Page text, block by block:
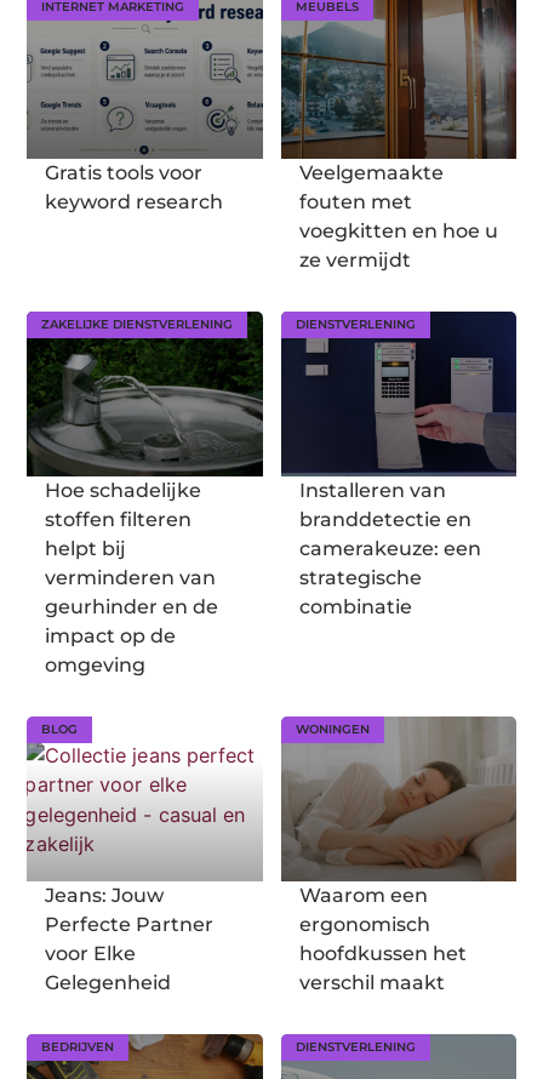
INTERNET MARKETING
Gratis tools voor
keyword research
MEUBELS
Veelgemaakte
fouten met
voegkitten en hoe u
ze vermijdt
ZAKELIJKE DIENSTVERLENING
Hoe schadelijke
stoffen filteren
helpt bij
verminderen van
geurhinder en de
impact op de
omgeving
DIENSTVERLENING
Installeren van
branddetectie en
camerakeuze: een
strategische
combinatie
BLOG
Jeans: Jouw
Perfecte Partner
voor Elke
Gelegenheid
WONINGEN
Waarom een
ergonomisch
hoofdkussen het
verschil maakt
BEDRIJVEN DIENSTVERLENING